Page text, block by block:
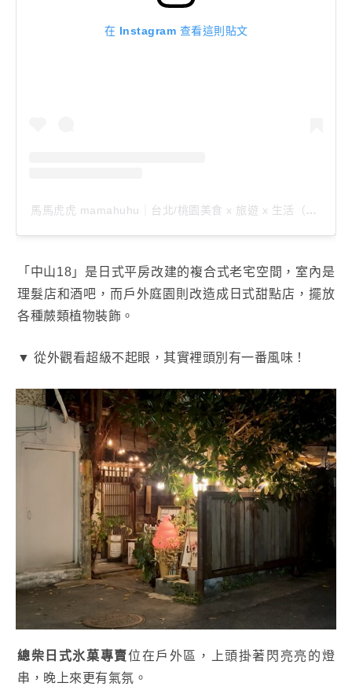
在 Instagram 查看這則貼文
馬馬虎虎 mamahuhu｜台北/桃園美食 x 旅遊 x 生活（@mamahuhu.blog）分享的貼文
「中山18」是日式平房改建的複合式老宅空間，室內是
理髮店和酒吧，而戶外庭園則改造成日式甜點店，擺放
各種蕨類植物裝飾。
▼ 從外觀看超級不起眼，其實裡頭別有一番風味！
總柴日式氷菓專賣位在戶外區，上頭掛著閃亮亮的燈
串，晚上來更有氣氛。